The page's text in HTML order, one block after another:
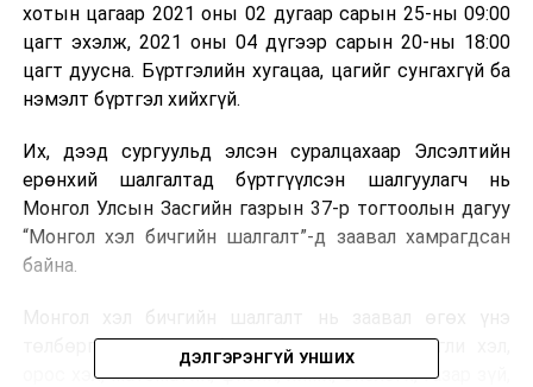
хотын цагаар 2021 оны 02 дугаар сарын 25-ны 09:00
цагт эхэлж, 2021 оны 04 дүгээр сарын 20-ны 18:00
цагт дуусна. Бүртгэлийн хугацаа, цагийг сунгахгүй ба
нэмэлт бүртгэл хийхгүй.
Их, дээд сургуульд элсэн суралцахаар Элсэлтийн
ерөнхий шалгалтад бүртгүүлсэн шалгуулагч нь
Монгол Улсын Засгийн газрын 37-р тогтоолын дагуу
“Монгол хэл бичгийн шалгалт”-д заавал хамрагдсан
байна.
төлбөргүй шалгалт бөгөөд монгол хэл, англи хэл,
орос хэл, математик, физик, хими, биологи, газар зүй,
ДЭЛГЭРЭНГҮЙ УНШИХ